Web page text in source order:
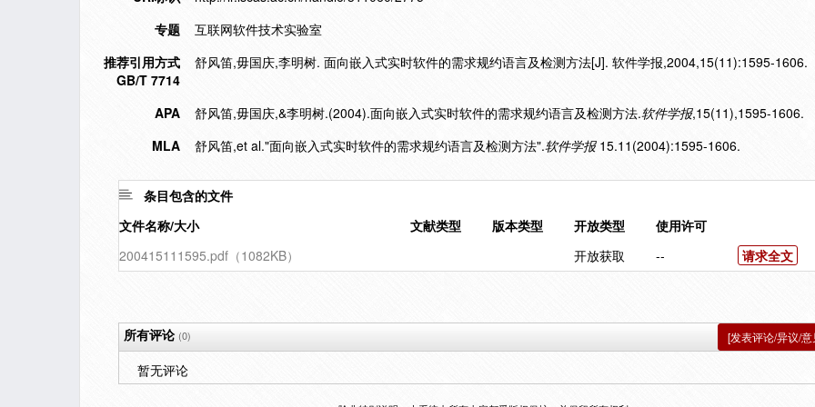
专题
互联网软件技术实验室
推荐引用方式
GB/T 7714
舒风笛,毋国庆,李明树. 面向嵌入式实时软件的需求规约语言及检测方法[J]. 软件学报,2004,15(11):1595-1606.
APA 舒风笛,毋国庆,&李明树.(2004).面向嵌入式实时软件的需求规约语言及检测方法.软件学报,15(11),1595-1606.
MLA
舒风笛,et al."面向嵌入式实时软件的需求规约语言及检测方法".软件学报15.11(2004):1595-1606.
条目包含的文件
文件名称/大小
文献类型 版本类型 开放类型
使用许可
200415111595.pdf（1082KB）
开放获取 -- 请求全文
所有评论(0) [发表评论/异议/意
暂无评论